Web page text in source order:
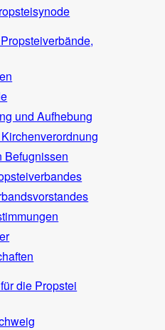
und Aufhebung
Befugnissen
die Propstei